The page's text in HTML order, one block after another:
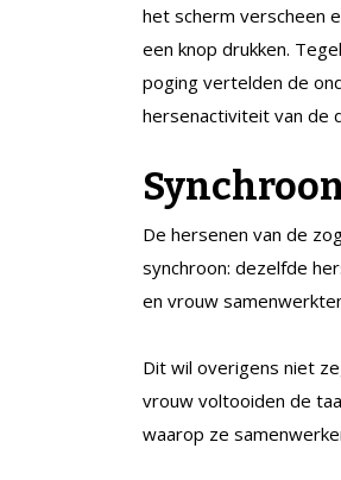
het scherm verscheen
een knop drukken.
poging vertelden de
hersenactiviteit van de
De hersenen van de
synchroon: dezelfde
en vrouw
Dit wil overigens niet
vrouw voltooiden de
waarop ze